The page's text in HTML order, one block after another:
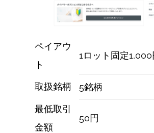
ペイアウ
ト
1ロット固定1,000
取扱銘柄 5銘柄
最低取引
金額
50円